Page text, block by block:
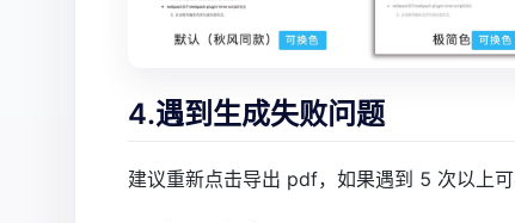
4.遇到生成失败问题
建议重新点击导出 pdf，如果遇到 5 次以上可